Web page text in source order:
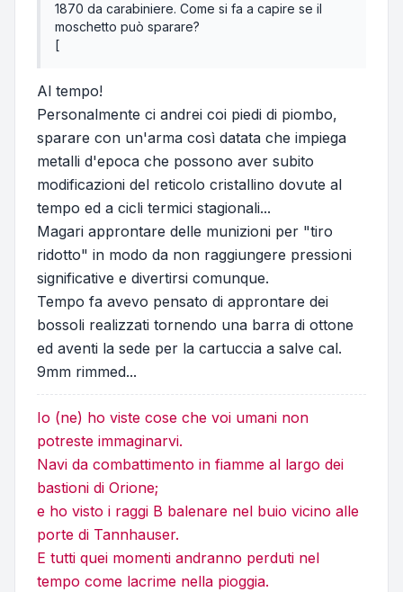
1870 da carabiniere. Come si fa a capire se il
moschetto può sparare?
[
Al tempo!
Personalmente ci andrei coi piedi di piombo,
sparare con un'arma così datata che impiega
metalli d'epoca che possono aver subito
modificazioni del reticolo cristallino dovute al
tempo ed a cicli termici stagionali...
Magari approntare delle munizioni per "tiro
ridotto" in modo da non raggiungere pressioni
significative e divertirsi comunque.
Tempo fa avevo pensato di approntare dei
bossoli realizzati tornendo una barra di ottone
ed aventi la sede per la cartuccia a salve cal.
9mm rimmed...
Io (ne) ho viste cose che voi umani non
potreste immaginarvi.
Navi da combattimento in fiamme al largo dei
bastioni di Orione;
e ho visto i raggi B balenare nel buio vicino alle
porte di Tannhauser.
E tutti quei momenti andranno perduti nel
tempo come lacrime nella pioggia.